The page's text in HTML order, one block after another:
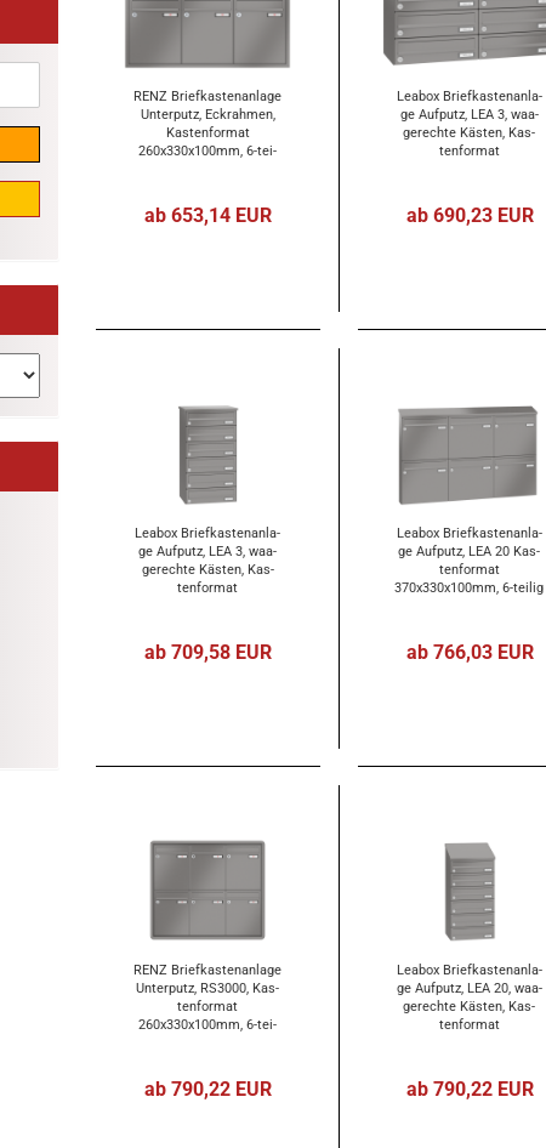
RENZ Brief­kas­ten­an­la­ge
Un­ter­putz, Eck­rah­men,
Kas­ten­for­mat
260x330x100mm, 6-​tei­
ab 653,14 EUR
Lea­box Brief­kas­ten­an­la­
ge Auf­putz, LEA 3, waa­
ge­rech­te Käs­ten, Kas­
ten­for­mat
ab 690,23 EUR
Lea­box Brief­kas­ten­an­la­
ge Auf­putz, LEA 3, waa­
ge­rech­te Käs­ten, Kas­
ten­for­mat
ab 709,58 EUR
Lea­box Brief­kas­ten­an­la­
ge Auf­putz, LEA 20 Kas­
ten­for­mat
370x330x100mm, 6-​tei­lig
ab 766,03 EUR
RENZ Brief­kas­ten­an­la­ge
Un­ter­putz, RS3000, Kas­
ten­for­mat
260x330x100mm, 6-​tei­
ab 790,22 EUR
Lea­box Brief­kas­ten­an­la­
ge Auf­putz, LEA 20, waa­
ge­rech­te Käs­ten, Kas­
ten­for­mat
ab 790,22 EUR